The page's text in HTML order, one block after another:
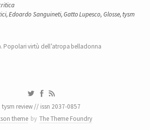
,Edoardo Sanguineti,Gatto Lupesco, Glosse, tysm
Popolari virtù dell’atropa belladonna
tysm review // issn 2037-0857
theme by The Theme Foundry